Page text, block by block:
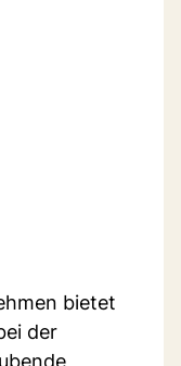
bietet
der